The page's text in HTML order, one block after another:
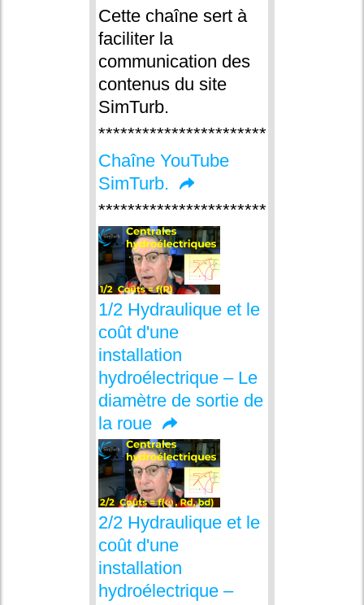
Cette chaîne sert à
faciliter la
communication des
contenus du site
SimTurb.
******************************
Chaîne YouTube
SimTurb.
******************************
1/2 Hydraulique et le
coût d'une
installation
hydroélectrique – Le
diamètre de sortie de
la roue
2/2 Hydraulique et le
coût d'une
installation
hydroélectrique –